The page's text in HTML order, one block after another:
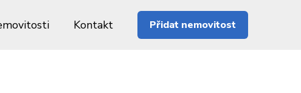
Kontakt Přidat nemovitost